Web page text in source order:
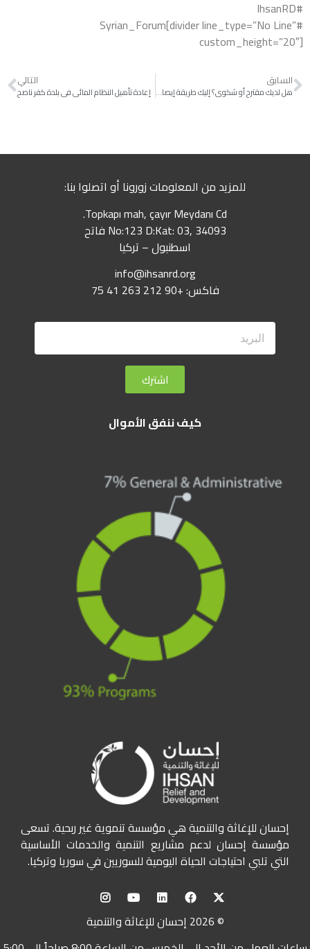
#IhsanRD
#Syrian_Forum[divider line_type=”No Line”
custom_height=”20″]
السابق
هل لديك مقترح أو شكوى؟ إليك طريقة إيصالها
التالي
إعادة تأهيل النظام المائي في بلدة كفر ناصح
للمزيد من المعلومات زورونا أو اتصلوا بنا:
Topkapı mah, çayır Meydanı Cd.
No:123 D:Kat: 03, 34093 فاتح
اسطنبول – تركيا
info@ihsanrd.org
فاكس: +90 212 263 41 75
اشترك
كيف ننفق الأموال
إحسان للإغاثة والتنمية هي مؤسسة تنموية غير ربحية. تسعى
مؤسسة إحسان لدعم مشاريع التنمية والخدمات الأساسية
التي تلبي احتياجات الحياة اليومية للسوريين في سوريا وتركيا.
© 2026 إحسان للإغاثة والتنمية